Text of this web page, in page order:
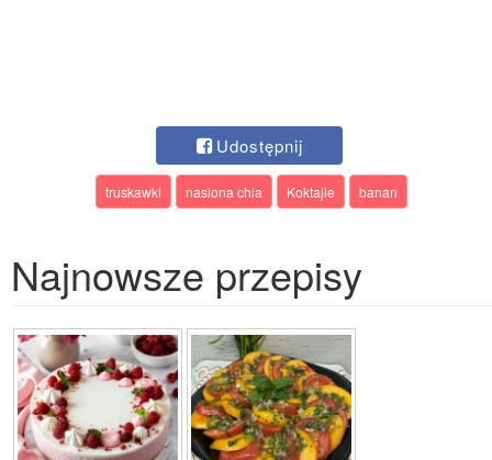
Udostępnij
truskawki nasiona chia Koktajle banan
Najnowsze przepisy